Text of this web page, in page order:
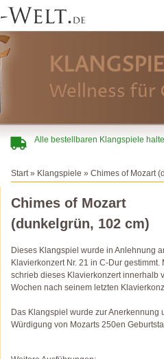
Wellness für
Alle bestellbaren Klangspiele
Start» Klangspiele » Chimes of Mozart
Chimes of Mozart
(dunkelgrün, 102 cm)
Dieses Klangspiel wurde in Anlehnung
Klavierkonzert Nr. 21 in C-Dur gestimmt.
schrieb dieses Klavierkonzert innerhalb
Wochen nach seinem letzten
Das Klangspiel wurde zur Anerkennung
Würdigung von Mozarts 250en